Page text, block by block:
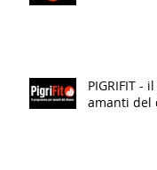
PIGRIFIT -
amanti del